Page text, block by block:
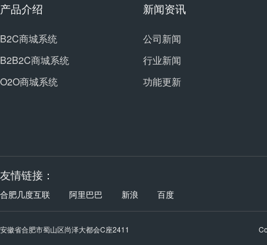
产品介绍
B2C商城系统
B2B2C商城系统
O2O商城系统
新闻资讯
公司新闻
行业新闻
功能更新
友情链接：
合肥几度互联 阿里巴巴 新浪 百度
安徽省合肥市蜀山区尚泽大都会C座2411